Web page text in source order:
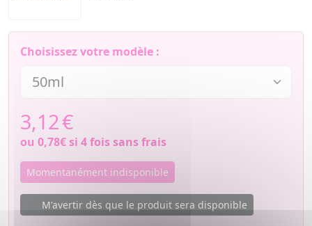
Choisissez votre modèle :
3,12€
ou 0,78€si 4 fois sans frais
Momentanément indisponible
M'avertir dès que le produit sera disponible